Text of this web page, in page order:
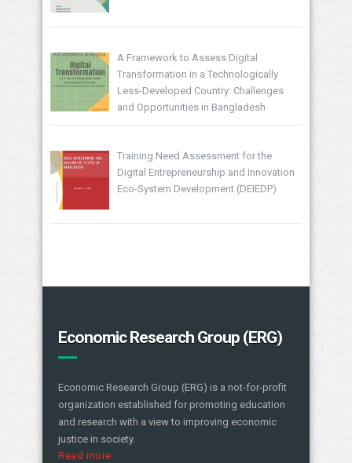
A Framework to Assess Digital
Transformation in a Technologically
Less-Developed Country: Challenges
and Opportunities in Bangladesh
Training Need Assessment for the
Digital Entrepreneurship and Innovation
Eco-System Development (DEIEDP)
Economic Research Group (ERG)
Economic Research Group (ERG) is a not-for-profit
organization established for promoting education
and research with a view to improving economic
justice in society.
Read more